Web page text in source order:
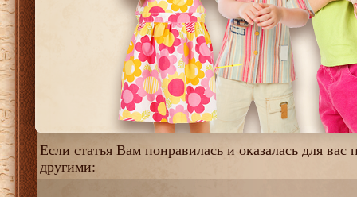
Если статья Вам понравилась и оказалась для вас
другими: